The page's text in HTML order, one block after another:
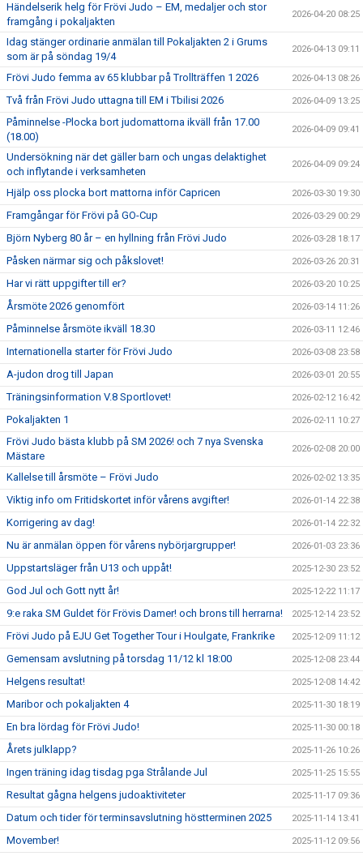
Händelserik helg för Frövi Judo – EM, medaljer och stor
framgång i pokaljakten
2026-04-20 08:25
Idag stänger ordinarie anmälan till Pokaljakten 2 i Grums
som är på söndag 19/4
2026-04-13 09:11
Frövi Judo femma av 65 klubbar på Trollträffen 1 2026 2026-04-13 08:26
Två från Frövi Judo uttagna till EM i Tbilisi 2026 2026-04-09 13:25
Påminnelse -Plocka bort judomattorna ikväll från 17.00
(18.00)
2026-04-09 09:41
Undersökning när det gäller barn och ungas delaktighet
och inflytande i verksamheten
2026-04-09 09:24
Hjälp oss plocka bort mattorna inför Capricen 2026-03-30 19:30
Framgångar för Frövi på GO-Cup 2026-03-29 00:29
Björn Nyberg 80 år – en hyllning från Frövi Judo 2026-03-28 18:17
Påsken närmar sig och påkslovet! 2026-03-26 20:31
Har vi rätt uppgifter till er? 2026-03-20 10:25
Årsmöte 2026 genomfört 2026-03-14 11:26
Påminnelse årsmöte ikväll 18.30 2026-03-11 12:46
Internationella starter för Frövi Judo 2026-03-08 23:58
A-judon drog till Japan 2026-03-01 20:55
Träningsinformation V.8 Sportlovet! 2026-02-12 16:42
Pokaljakten 1 2026-02-11 10:27
Frövi Judo bästa klubb på SM 2026! och 7 nya Svenska
Mästare
2026-02-08 20:00
Kallelse till årsmöte – Frövi Judo 2026-02-02 13:35
Viktig info om Fritidskortet inför vårens avgifter! 2026-01-14 22:38
Korrigering av dag! 2026-01-14 22:32
Nu är anmälan öppen för vårens nybörjargrupper! 2026-01-03 23:36
Uppstartsläger från U13 och uppåt! 2025-12-30 23:52
God Jul och Gott nytt år! 2025-12-22 11:17
9:e raka SM Guldet för Frövis Damer! och brons till herrarna! 2025-12-14 23:52
Frövi Judo på EJU Get Together Tour i Houlgate, Frankrike 2025-12-09 11:12
Gemensam avslutning på torsdag 11/12 kl 18:00 2025-12-08 23:44
Helgens resultat! 2025-12-08 14:42
Maribor och pokaljakten 4 2025-11-30 18:19
En bra lördag för Frövi Judo! 2025-11-30 00:18
Årets julklapp? 2025-11-26 10:26
Ingen träning idag tisdag pga Strålande Jul 2025-11-25 15:55
Resultat gågna helgens judoaktiviteter 2025-11-17 09:36
Datum och tider för terminsavslutning höstterminen 2025 2025-11-14 13:41
Movember! 2025-11-12 09:56